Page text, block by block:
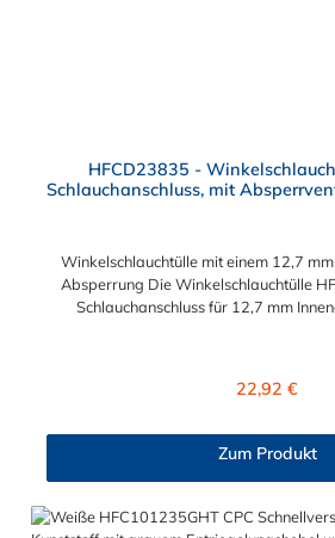
HFCD23835 -
Schlauchanschluss, mit
Winkelschlauchtülle mit einem 12,7
Absperrung Die Winkelschlauchtülle
Schlauchanschluss für 12,7 mm
bar Max. Betriebstemperatur: -40 °C bis 138 °C
und HFC57-Serie
Regulärer
22,92 €
Zum Produkt